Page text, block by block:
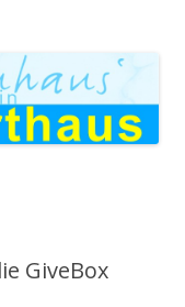
content
GiveBox